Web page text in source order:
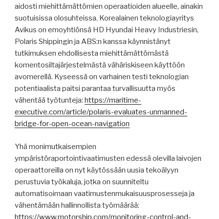
aidosti miehittämättömien operaatioiden alueelle, ainakin
suotuisissa olosuhteissa. Korealainen teknologiayritys
Avikus on emoyhtiönsä HD Hyundai Heavy Industriesin,
Polaris Shippingin ja ABS:n kanssa käynnistänyt
tutkimuksen ehdollisesta miehittämättömästä
komentosiltajärjestelmästä vähäriskiseen käyttöön
avomerellä. Kyseessä on varhainen testi teknologian
potentiaalista paitsi parantaa turvallisuutta myös
vähentää työtunteja: https://maritime-
executive.com/article/polaris-evaluates-unmanned-
bridge-for-open-ocean-navigation
Yhä monimutkaisempien
ympäristöraportointivaatimusten edessä olevilla laivojen
operaattoreilla on nyt käytössään uusia tekoälyyn
perustuvia työkaluja, jotka on suunniteltu
automatisoimaan vaatimustenmukaisuusprosesseja ja
vähentämään hallinnollista työmäärää:
https://www.motorship.com/monitoring-control-and-